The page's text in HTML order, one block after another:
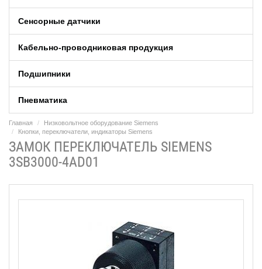
Сенсорные датчики
Кабельно-проводниковая продукция
Подшипники
Пневматика
Главная
Низковольтное оборудование Siemens
Кнопки, переключатели, индикаторы Siemens
ЗАМОК ПЕРЕКЛЮЧАТЕЛЬ SIEMENS
3SB3000-4AD01